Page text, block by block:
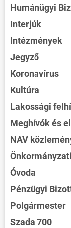
Humánügyi
Interjúk
Intézmények
Jegyző
Koronavírus
Kultúra
Lakossági
Meghívók és
NAV
Óvoda
Pénzügyi
Polgármester
Szada 700